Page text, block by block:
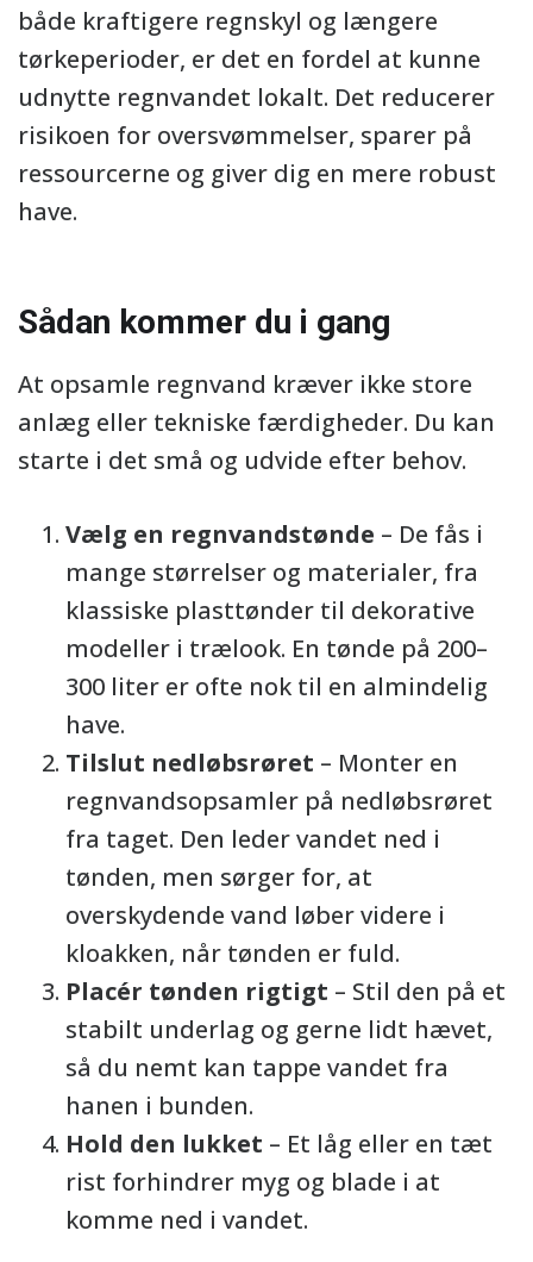
både kraftigere regnskyl og længere
tørkeperioder, er det en fordel at kunne
udnytte regnvandet lokalt. Det reducerer
risikoen for oversvømmelser, sparer på
ressourcerne og giver dig en mere robust
have.
Sådan kommer du i gang
At opsamle regnvand kræver ikke store
anlæg eller tekniske færdigheder. Du kan
starte i det små og udvide efter behov.
Vælg en regnvandstønde – De fås i
mange størrelser og materialer, fra
klassiske plasttønder til dekorative
modeller i trælook. En tønde på 200–
300 liter er ofte nok til en almindelig
have.
Tilslut nedløbsrøret – Monter en
regnvandsopsamler på nedløbsrøret
fra taget. Den leder vandet ned i
tønden, men sørger for, at
overskydende vand løber videre i
kloakken, når tønden er fuld.
Placér tønden rigtigt – Stil den på et
stabilt underlag og gerne lidt hævet,
så du nemt kan tappe vandet fra
hanen i bunden.
Hold den lukket – Et låg eller en tæt
rist forhindrer myg og blade i at
komme ned i vandet.